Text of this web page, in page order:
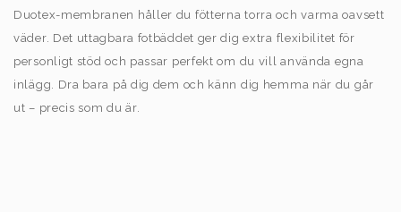
Duotex-membranen håller du fötterna torra och varma oavsett
väder. Det uttagbara fotbäddet ger dig extra flexibilitet för
personligt stöd och passar perfekt om du vill använda egna
inlägg. Dra bara på dig dem och känn dig hemma när du går
ut – precis som du är.